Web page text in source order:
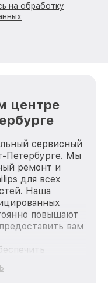
на обработку
центре
сервисный
Петербурге. Мы
ремонт и
для всех
Наша
повышают
вам
для
Philips, вне